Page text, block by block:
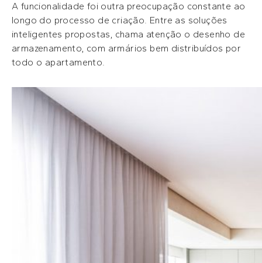
A funcionalidade foi outra preocupação constante ao
longo do processo de criação. Entre as soluções
inteligentes propostas, chama atenção o desenho de
armazenamento, com armários bem distribuídos por
todo o apartamento.